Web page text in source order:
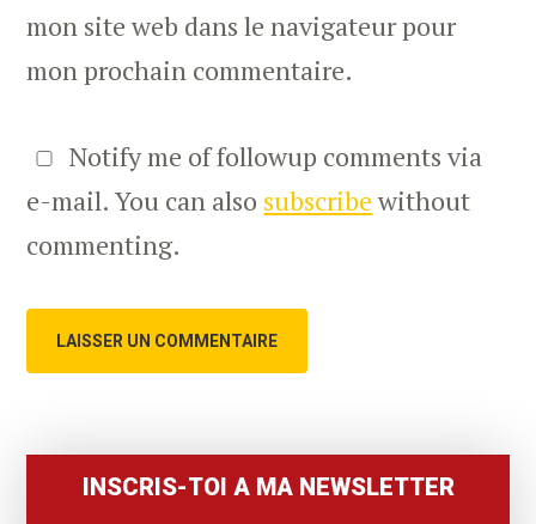
mon site web dans le navigateur pour
mon prochain commentaire.
Notify me of followup comments via
e-mail. You can also subscribe without
commenting.
Sidebar
INSCRIS-TOI A MA NEWSLETTER